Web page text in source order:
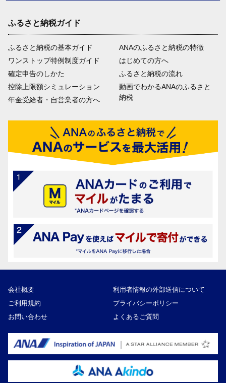
ふるさと納税ガイド
ふるさと納税の基本ガイド
ワンストップ特例制度ガイド
確定申告のしかた
控除上限額シミュレーション
年金受給者・自営業者の方へ
ANAのふるさと納税の特徴
はじめての方へ
ふるさと納税の流れ
動画でわかるANAのふるさと
納税
会社概要
利用者情報の外部送信について
ご利用規約
プライバシーポリシー
お問い合わせ
よくあるご質問